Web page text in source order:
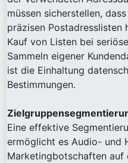
müssen sicherstellen,
präzisen Postadresslisten
Kauf von Listen bei
Sammeln eigener
ist die Einhaltung
Bestimmungen.
Eine effektive
ermöglicht es Audio- und
Marketingbotschaften auf